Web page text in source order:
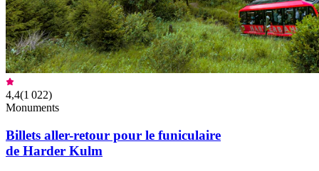
4,4(1 022)
Monuments
Billets aller-retour pour le funiculaire
de Harder Kulm